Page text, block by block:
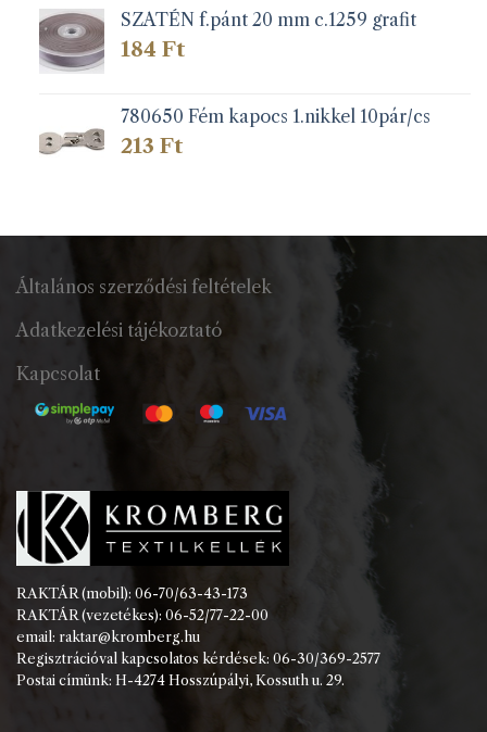
SZATÉN f.pánt 20 mm c.1259 grafit
184 Ft
780650 Fém kapocs 1.nikkel 10pár/cs
213 Ft
Általános szerződési feltételek
Adatkezelési tájékoztató
Kapcsolat
RAKTÁR (mobil): 06-70/63-43-173
RAKTÁR (vezetékes): 06-52/77-22-00
email: raktar@kromberg.hu
Regisztrációval kapcsolatos kérdések: 06-30/369-2577
Postai címünk: H-4274 Hosszúpályi, Kossuth u. 29.